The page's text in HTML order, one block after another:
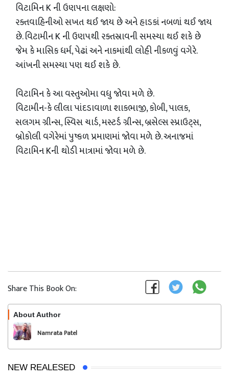
વિટામિન K ની ઉણપના લક્ષણો:
રક્તવાહિનીઓ સખત થઈ જાય છે અને હાડકાં નબળાં થઈ જાય
છે. વિટામીન K ની ઉણપથી રક્તસ્રાવની સમસ્યા થઈ શકે છે
જેમ કે માસિક ધર્મ, પેઢાં અને નાકમાંથી લોહી નીકળવું વગેરે.
આંખની સમસ્યા પણ થઈ શકે છે.
વિટામિન કે આ વસ્તુઓમા વધુ જોવા મળે છે.
વિટામીન-કે લીલા પાંદડાવાળા શાકભાજી, કોબી, પાલક,
સલગમ ગ્રીન્સ, સ્વિસ ચાર્ડ, મસ્ટર્ડ ગ્રીન્સ, બ્રસેલ્સ સ્પ્રાઉટ્સ,
બ્રોકોલી વગેરેમાં પુષ્કળ પ્રમાણમાં જોવા મળે છે. અનાજમાં
વિટામિન Kની થોડી માત્રામાં જોવા મળે છે.
Share This Book On:
About Author
Namrata Patel
NEW REALESED